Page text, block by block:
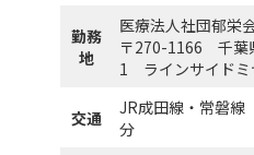
勤務
地
医療法人社団郁栄
〒270-1166 千葉
1 ラインサイドミ
交通
JR成田線・常磐線
分